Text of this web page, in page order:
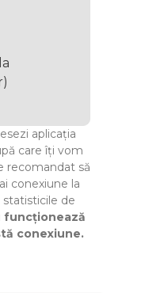
aplicația
care îți vom
recomandat să
conexiune la
de
funcționează
conexiune.